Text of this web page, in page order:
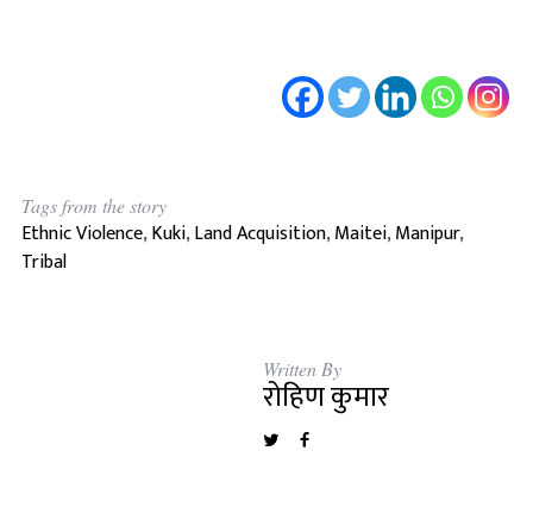
Tags from the story
Ethnic Violence,Kuki,Land Acquisition,Maitei,Manipur,
Tribal
Written By
रोहिण कुमार